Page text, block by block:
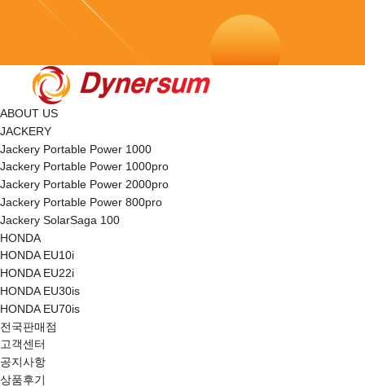
ABOUT US
JACKERY
Jackery Portable Power 1000
Jackery Portable Power 1000pro
Jackery Portable Power 2000pro
Jackery Portable Power 800pro
Jackery SolarSaga 100
HONDA
HONDA EU10i
HONDA EU22i
HONDA EU30is
HONDA EU70is
전국판매점
고객센터
공지사항
상품후기